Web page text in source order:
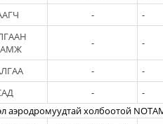
- -
- -
- -
- -
аэродромуудтай холбоотой